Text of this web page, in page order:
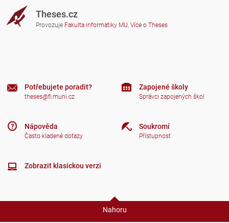
Theses.cz
Provozuje Fakulta informatiky MU, Více o Theses
Potřebujete poradit?
theses@fi.muni.cz
Nápověda
Často kladené dotazy
Zapojené školy
Správci zapojených škol
Soukromí
Přístupnost
Zobrazit klasickou verzi
Nahoru